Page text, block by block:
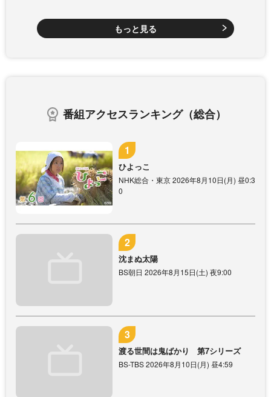
もっと見る
番組アクセスランキング（総合）
ひよっこ
NHK総合・東京 2026年8月10日(月) 昼0:3
0
沈まぬ太陽
BS朝日 2026年8月15日(土) 夜9:00
渡る世間は鬼ばかり 第7シリーズ
BS-TBS 2026年8月10日(月) 昼4:59